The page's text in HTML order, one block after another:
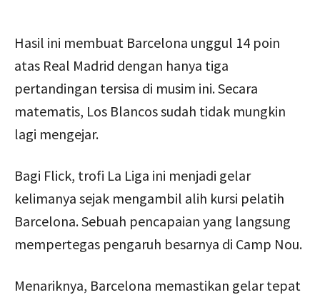
Hasil ini membuat Barcelona unggul 14 poin
atas Real Madrid dengan hanya tiga
pertandingan tersisa di musim ini. Secara
matematis, Los Blancos sudah tidak mungkin
lagi mengejar.
Bagi Flick, trofi La Liga ini menjadi gelar
kelimanya sejak mengambil alih kursi pelatih
Barcelona. Sebuah pencapaian yang langsung
mempertegas pengaruh besarnya di Camp Nou.
Menariknya, Barcelona memastikan gelar tepat